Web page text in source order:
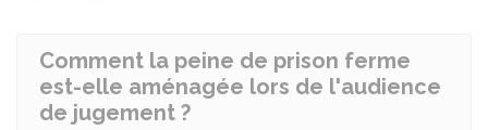
Comment la peine de prison ferme
est-elle aménagée lors de l'audience
de jugement ?